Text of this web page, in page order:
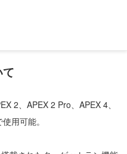
2、APEX 2 Pro、APEX 4、
用可能。